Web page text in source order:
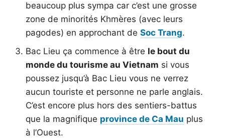
beaucoup plus sympa car c’est une grosse
zone de minorités Khmères (avec leurs
pagodes) en approchant deSoc Trang.
Bac Lieu ça commence à être le bout du
monde du tourisme au Vietnam si vous
poussez jusqu’à Bac Lieu vous ne verrez
aucun touriste et personne ne parle anglais.
C’est encore plus hors des sentiers-battus
que la magnifique province de Ca Mau plus
à l’Ouest.